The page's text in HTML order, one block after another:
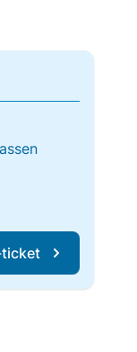
ticket